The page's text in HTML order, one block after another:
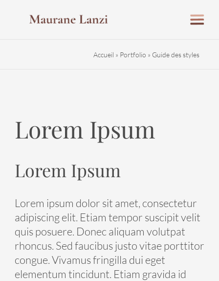
Accueil » Portfolio » Guide des styles
Lorem Ipsum
Lorem Ipsum
Lorem ipsum dolor sit amet, consectetur
adipiscing elit. Etiam tempor suscipit velit
quis posuere. Donec aliquam volutpat
rhoncus. Sed faucibus justo vitae porttitor
congue. Vivamus fringilla dui eget
elementum tincidunt. Etiam gravida id